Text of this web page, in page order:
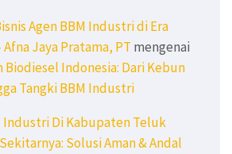
Agen BBM Industri di Era
Afna Jaya Pratama, PT mengenai
Biodiesel Indonesia: Dari Kebun
Tangki BBM Industri
Industri Di Kabupaten Teluk
Solusi Aman & Andal